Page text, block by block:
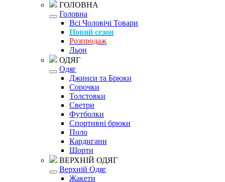
ГОЛОВНА
Головна
Всі Чоловічі Товари
Новий сезон
Розпродаж
Льон
ОДЯГ
Одяг
Джинси та Брюки
Сорочки
Толстовки
Светри
Футболки
Спортивні брюки
Поло
Кардигани
Шорти
ВЕРХНІЙ ОДЯГ
Верхній Одяг
Жакети